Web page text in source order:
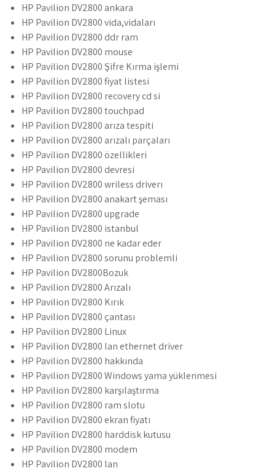
HP Pavilion DV2800 ankara
HP Pavilion DV2800 vida,vidaları
HP Pavilion DV2800 ddr ram
HP Pavilion DV2800 mouse
HP Pavilion DV2800 Şifre Kırma işlemi
HP Pavilion DV2800 fiyat listesi
HP Pavilion DV2800 recovery cd si
HP Pavilion DV2800 touchpad
HP Pavilion DV2800 arıza tespiti
HP Pavilion DV2800 arızalı parçaları
HP Pavilion DV2800 özellikleri
HP Pavilion DV2800 devresi
HP Pavilion DV2800 wriless driverı
HP Pavilion DV2800 anakart şeması
HP Pavilion DV2800 upgrade
HP Pavilion DV2800 istanbul
HP Pavilion DV2800 ne kadar eder
HP Pavilion DV2800 sorunu problemli
HP Pavilion DV2800Bozuk
HP Pavilion DV2800 Arızalı
HP Pavilion DV2800 Kırık
HP Pavilion DV2800 çantası
HP Pavilion DV2800 Linux
HP Pavilion DV2800 lan ethernet driver
HP Pavilion DV2800 hakkında
HP Pavilion DV2800 Windows yama yüklenmesi
HP Pavilion DV2800 karşılaştırma
HP Pavilion DV2800 ram slotu
HP Pavilion DV2800 ekran fiyatı
HP Pavilion DV2800 harddisk kutusu
HP Pavilion DV2800 modem
HP Pavilion DV2800 lan